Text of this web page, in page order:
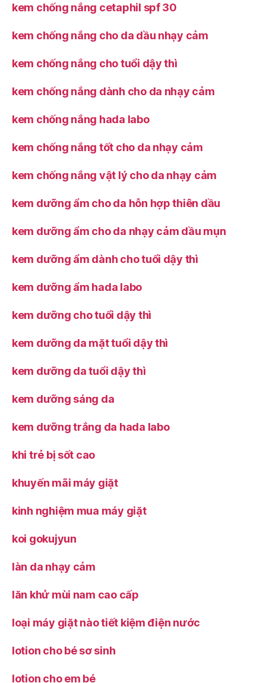
kem chống nắng cetaphil spf 30
kem chống nắng cho da dầu nhạy cảm
kem chống nắng cho tuổi dậy thì
kem chống nắng dành cho da nhạy cảm
kem chống nắng hada labo
kem chống nắng tốt cho da nhạy cảm
kem chống nắng vật lý cho da nhạy cảm
kem dưỡng ẩm cho da hỗn hợp thiên dầu
kem dưỡng ẩm cho da nhạy cảm dầu mụn
kem dưỡng ẩm dành cho tuổi dậy thì
kem dưỡng ẩm hada labo
kem dưỡng cho tuổi dậy thì
kem dưỡng da mặt tuổi dậy thì
kem dưỡng da tuổi dậy thì
kem dưỡng sáng da
kem dưỡng trắng da hada labo
khi trẻ bị sốt cao
khuyến mãi máy giặt
kinh nghiệm mua máy giặt
koi gokujyun
làn da nhạy cảm
lăn khử mùi nam cao cấp
loại máy giặt nào tiết kiệm điện nước
lotion cho bé sơ sinh
lotion cho em bé